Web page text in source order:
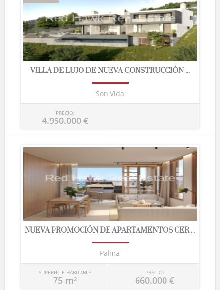
VILLA DE LUJO DE NUEVA CONSTRUCCIÓN ...
Son Vida
PRECIO:
4.950.000 €
NUEVA PROMOCIÓN DE APARTAMENTOS CER ...
Palma
SUPERFICIE HABITABLE
75 m²
PRECIO:
660.000 €